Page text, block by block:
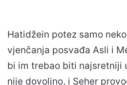
Hatidžein potez samo
vjenčanja posvađa Asli i
bi im trebao biti najsretniji
nije dovoljno, i Seher